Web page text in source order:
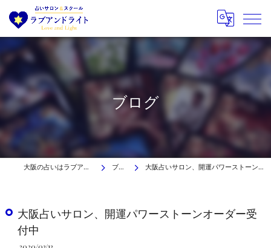
ブログ
大阪の占いはラブアンドライト ブログ 大阪占いサロン、開運パワーストーンオーダー受付中
大阪占いサロン、開運パワーストーンオーダー受
付中